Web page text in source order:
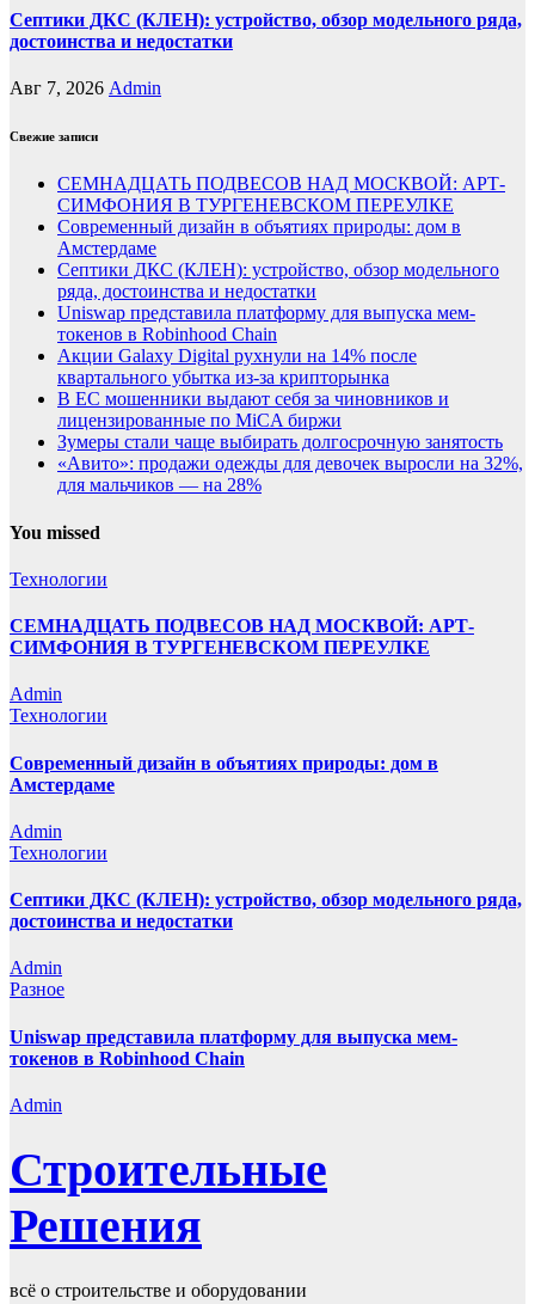
Септики ДКС (КЛЕН): устройство, обзор модельного ряда,
достоинства и недостатки
Авг 7, 2026 Admin
Свежие записи
СЕМНАДЦАТЬ ПОДВЕСОВ НАД МОСКВОЙ: АРТ-
СИМФОНИЯ В ТУРГЕНЕВСКОМ ПЕРЕУЛКЕ
Современный дизайн в объятиях природы: дом в
Амстердаме
Септики ДКС (КЛЕН): устройство, обзор модельного
ряда, достоинства и недостатки
Uniswap представила платформу для выпуска мем-
токенов в Robinhood Chain
Акции Galaxy Digital рухнули на 14% после
квартального убытка из-за крипторынка
В ЕС мошенники выдают себя за чиновников и
лицензированные по MiCA биржи
Зумеры стали чаще выбирать долгосрочную занятость
«Авито»: продажи одежды для девочек выросли на 32%,
для мальчиков — на 28%
You missed
Технологии
СЕМНАДЦАТЬ ПОДВЕСОВ НАД МОСКВОЙ: АРТ-
СИМФОНИЯ В ТУРГЕНЕВСКОМ ПЕРЕУЛКЕ
Admin
Технологии
Современный дизайн в объятиях природы: дом в
Амстердаме
Admin
Технологии
Септики ДКС (КЛЕН): устройство, обзор модельного ряда,
достоинства и недостатки
Admin
Разное
Uniswap представила платформу для выпуска мем-
токенов в Robinhood Chain
Admin
Строительные
Решения
всё о строительстве и оборудовании